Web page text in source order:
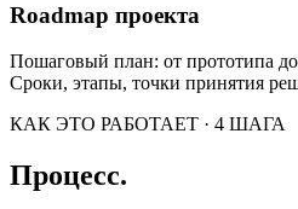
Roadmap проекта
Пошаговый план: от прототипа до
Сроки, этапы, точки принятия
КАК ЭТО РАБОТАЕТ · 4 ШАГА
Процесс.